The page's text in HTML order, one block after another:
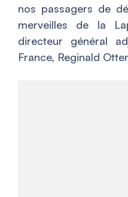
nos passagers de
merveilles de la
directeur général
France, Reginald